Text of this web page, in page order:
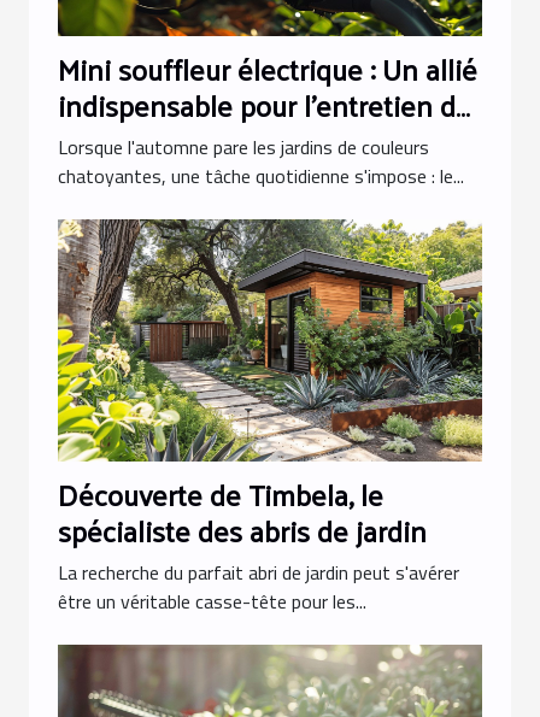
Mini souffleur électrique : Un allié
indispensable pour l'entretien de
vos feuilles
Lorsque l'automne pare les jardins de couleurs
chatoyantes, une tâche quotidienne s'impose : le...
Découverte de Timbela, le
spécialiste des abris de jardin
La recherche du parfait abri de jardin peut s'avérer
être un véritable casse-tête pour les...